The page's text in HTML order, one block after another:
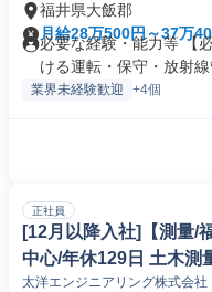
福井県大飯郡
月給28万500円～37万
必要な経験・能力等 【
ける運転・保守・放射線
業界未経験歓迎 +4個
正社員
[12月以降入社]【測量/
中心/年休129日 土木測
太洋エンジニアリング株式会社